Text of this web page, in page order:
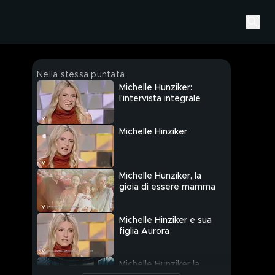
Nella stessa puntata
Michelle Hunziker:
l'intervista integrale
Michelle Hinziker
Michelle Hunziker, la
gioia di essere mamma
Michelle Hinziker e sua
figlia Aurora
Michelle Hunziker la